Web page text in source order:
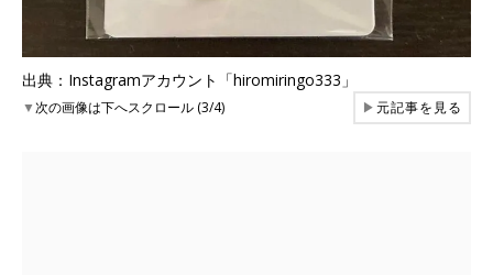
出典：Instagramアカウント「hiromiringo333」
▼次の画像は下へスクロール (3/4) ▶元記事を見る